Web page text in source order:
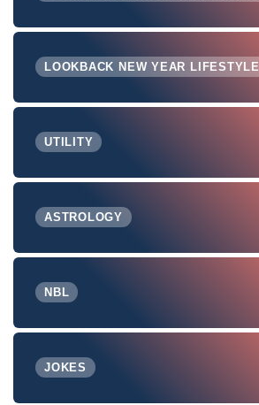
LOOKBACK NEW YEAR LIFESTYLE
UTILITY
ASTROLOGY
NBL
JOKES